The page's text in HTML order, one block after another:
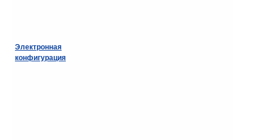
Электронная
конфигурация